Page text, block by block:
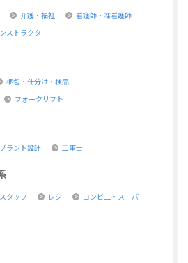
介護・福祉
看護師・准看護師
ストラクター
梱包・仕分け・検品
フォークリフト
プラント設計 工事士
タッフ レジ コンビ二・スーパー